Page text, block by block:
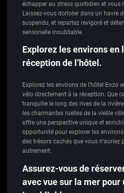
échapper au stress quotidien et vous
Laissez-vous dorloter dans un havre
suspendu, et repartez revigoré et
sensorielle inoubliable.
Explorez les environs en
réception de l’hôtel.
Explorez les environs de l’hôtel Enzo
vélo directement à la réception. Que
tranquille le long des rives de la
les charmantes ruelles de la vieille
offre une perspective unique et
opportunité pour explorer les
des trésors cachés que vous n’auriez
autrement.
Assurez-vous de
avec vue sur la mer pour